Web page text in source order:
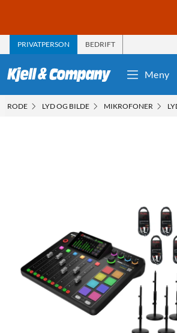
PRIVATPERSON BEDRIFT
Meny
RODE LYD OG BILDE MIKROFONER